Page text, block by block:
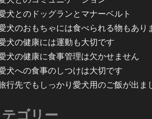
犬とのドッグランとマナーベルト
犬のおもちゃには食べられる物もあり
犬の健康には運動も大切です
犬の健康に食事管理は欠かせません
犬への食事のしつけは大切です
行先でもしっかり愛犬用のご飯が出ま
ゴリー